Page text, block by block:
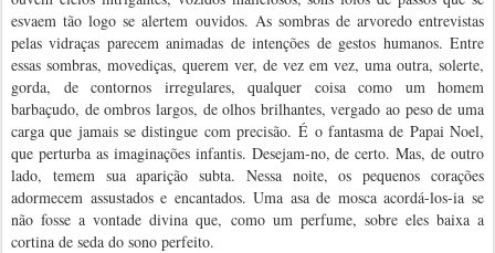
esvaem tão logo se alertem ouvidos. As sombras de arvoredo entrevistas
pelas vidraças parecem animadas de intenções de gestos humanos. Entre
essas sombras, movediças, querem ver, de vez em vez, uma outra, solerte,
gorda, de contornos irregulares, qualquer coisa como um homem
barbaçudo, de ombros largos, de olhos brilhantes, vergado ao peso de uma
carga que jamais se distingue com precisão. É o fantasma de Papai Noel,
que perturba as imaginações infantis. Desejam-no, de certo. Mas, de outro
lado, temem sua aparição subta. Nessa noite, os pequenos corações
adormecem assustados e encantados. Uma asa de mosca acordá-los-ia se
não fosse a vontade divina que, como um perfume, sobre eles baixa a
cortina de seda do sono perfeito.